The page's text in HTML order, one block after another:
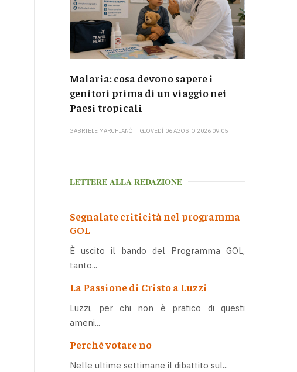
Malaria: cosa devono sapere i
genitori prima di un viaggio nei
Paesi tropicali
GABRIELE MARCHIANÒ GIOVEDÌ 06 AGOSTO 2026 09:05
LETTERE ALLA REDAZIONE
Segnalate criticità nel programma
GOL
È uscito il bando del Programma GOL,
tanto...
La Passione di Cristo a Luzzi
Luzzi, per chi non è pratico di questi
ameni...
Perché votare no
Nelle ultime settimane il dibattito sul...